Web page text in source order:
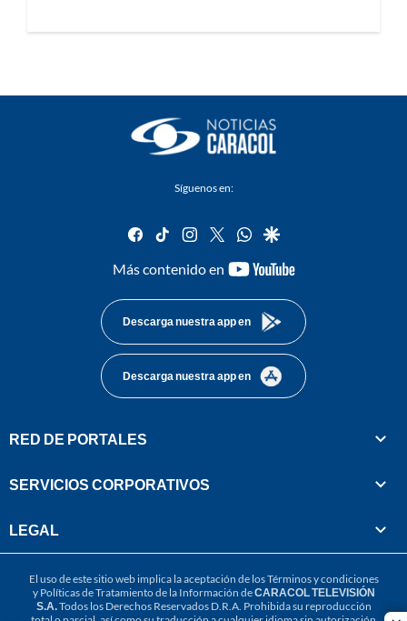
Síguenos en:
facebook
tiktok instagram
twitterwhatsapp
google
Más contenido en
youtube-
Descarga nuestra app en
Descarga nuestra app en
RED DE PORTALES
SERVICIOS CORPORATIVOS
LEGAL
El uso de este sitio web implica la aceptación de losTérminos y condiciones
y Políticas de Tratamiento de la Información deCARACOL TELEVISIÓN
S.A.Todos los Derechos Reservados D.R.A. Prohibida su reproducción